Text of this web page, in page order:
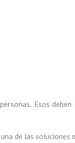
Esos deben
de las soluciones